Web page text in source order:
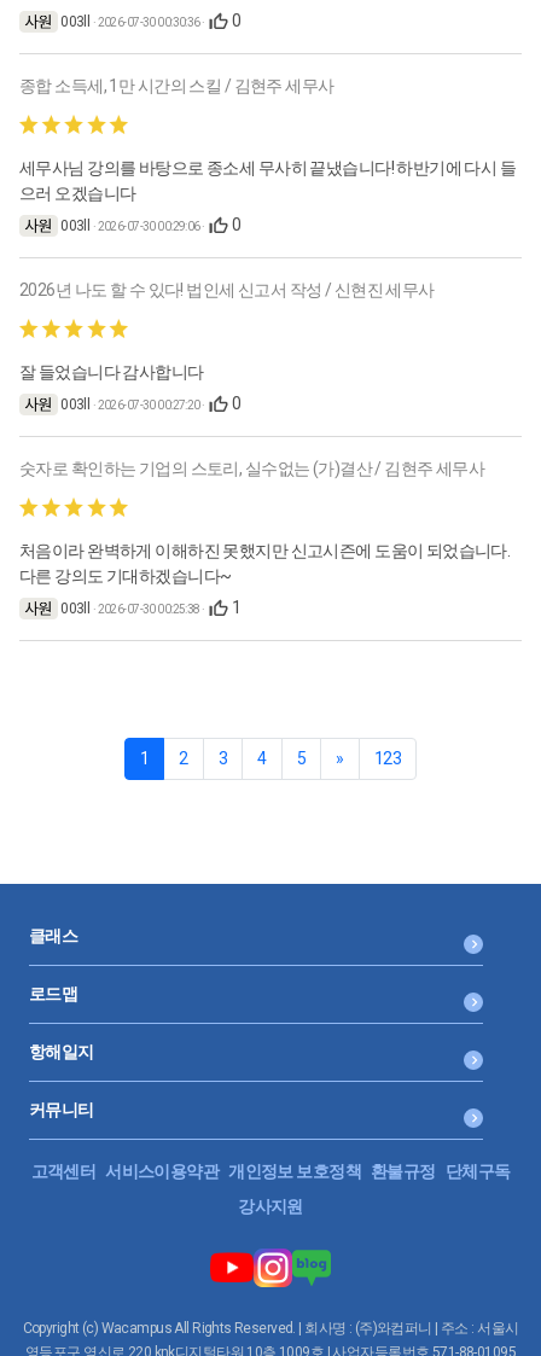
003ll · 2026-07-30 00:30:36 · 0
종합 소득세, 1만 시간의 스킬 / 김현주 세무사
세무사님 강의를 바탕으로 종소세 무사히 끝냈습니다! 하반기에 다시 들
으러 오겠습니다
003ll · 2026-07-30 00:29:06 · 0
2026년 나도 할 수 있다! 법인세 신고서 작성 / 신현진 세무사
잘 들었습니다 감사합니다
003ll · 2026-07-30 00:27:20 · 0
숫자로 확인하는 기업의 스토리, 실수없는 (가)결산 / 김현주 세무사
처음이라 완벽하게 이해하진 못했지만 신고시즌에 도움이 되었습니다.
다른 강의도 기대하겠습니다~
003ll · 2026-07-30 00:25:38 · 1
1 2 3 4 5 » 123
클래스
로드맵
항해일지
커뮤니티
고객센터 서비스이용약관 개인정보 보호정책 환불규정
단체구독
강사지원
Copyright (c) Wacampus All Rights Reserved. | 회사명 : (주)와컴퍼니 | 주소 : 서울시
영등포구 영신로 220 knk디지털타워 10층 1009호 | 사업자등록번호 571-88-01095